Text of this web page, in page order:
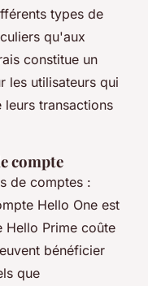
types de
qu'aux
constitue un
les utilisateurs qui
transactions
compte
de comptes :
Hello One est
Hello Prime coûte
bénéficier
que